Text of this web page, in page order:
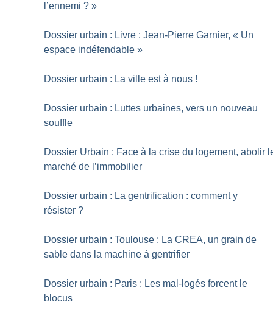
l’ennemi ? »
Dossier urbain : Livre : Jean-Pierre Garnier, « Un
espace indéfendable »
Dossier urbain : La ville est à nous !
Dossier urbain : Luttes urbaines, vers un nouveau
souffle
Dossier Urbain : Face à la crise du logement, abolir
marché de l’immobilier
Dossier urbain : La gentrification : comment y
résister ?
Dossier urbain : Toulouse : La CREA, un grain de
sable dans la machine à gentrifier
Dossier urbain : Paris : Les mal-logés forcent le
blocus